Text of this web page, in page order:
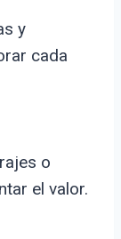
y
cada
o
el valor.